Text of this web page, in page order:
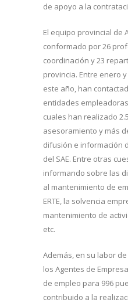
de apoyo a la
El equipo provincial de
conformado por 26
coordinación y 23
provincia. Entre enero
este año, han
entidades
cuales han realizado
asesoramiento y más
difusión e información
del SAE. Entre otras
informando sobre las
al mantenimiento de
ERTE, la solvencia
mantenimiento de
etc.
Además, en su labor
los Agentes de
de empleo para 996
contribuido a la